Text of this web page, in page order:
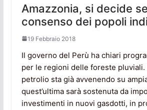
Amazzonia, si decide
consenso dei popoli
19 Febbraio 2018
Il governo del Perù ha chiari
per le regioni delle foreste pluviali.
petrolio sta già avvenendo su
quest’ultima sarà sostenuta da
investimenti in nuovi gasdotti, in